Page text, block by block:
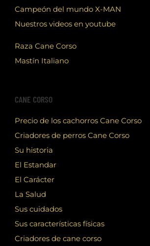
Campeón del mundo X-MAN
Nuestros videos en youtube
Raza Cane Corso
Mastín Italiano
CANE CORSO
Precio de los cachorros Cane Corso
Criadores de perros Cane Corso
Su historia
El Estandar
El Carácter
La Salud
Sus cuidados
Sus características físicas
Criadores de cane corso